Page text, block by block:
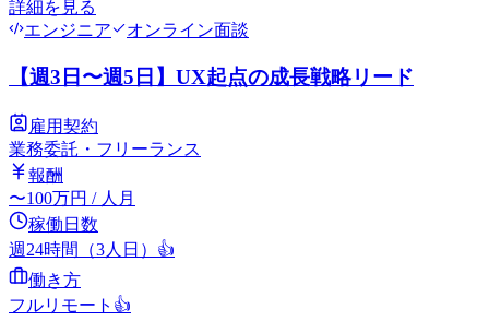
詳細を見る
エンジニア
オンライン面談
【週3日〜週5日】UX起点の成長戦略リード
雇用契約
業務委託・フリーランス
報酬
〜100万円 / 人月
稼働日数
週24時間（3人日） 👍
働き方
フルリモート 👍